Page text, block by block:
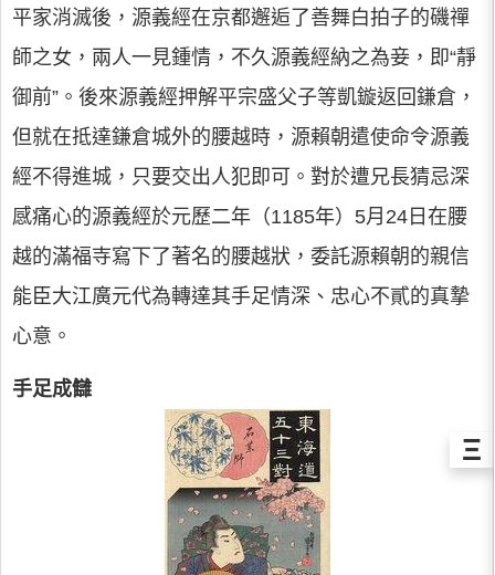
平家消滅後，源義經在京都邂逅了善舞白拍子的磯禪
師之女，兩人一見鍾情，不久源義經納之為妾，即“靜
御前”。後來源義經押解平宗盛父子等凱鏇返回鎌倉，
但就在抵達鎌倉城外的腰越時，源賴朝遣使命令源義
經不得進城，只要交出人犯即可。對於遭兄長猜忌深
感痛心的源義經於元歷二年（1185年）5月24日在腰
越的滿福寺寫下了著名的腰越狀，委託源賴朝的親信
能臣大江廣元代為轉達其手足情深、忠心不貳的真摯
心意。
手足成讎
Ξ